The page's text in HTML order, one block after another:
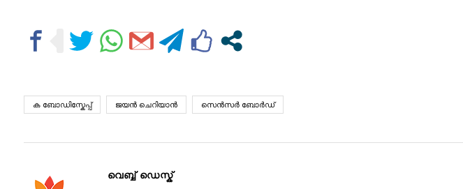
ക ബോഡിസ്കേപ്പ് ജയന്‍ ചെറിയാന്‍ സെന്‍സര്‍ ബോര്‍ഡ്
വെബ്ബ് ഡെസ്ക്